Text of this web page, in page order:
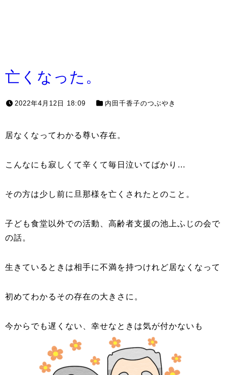
亡くなった。
2022年4月12日 18:09 内田千香子のつぶやき
居なくなってわかる尊い存在。
こんなにも寂しくて辛くて毎日泣いてばかり…
その方は少し前に旦那様を亡くされたとのこと。
子ども食堂以外での活動、高齢者支援の池上ふじの会で
の話。
生きているときは相手に不満を持つけれど居なくなって
初めてわかるその存在の大きさに。
今からでも遅くない、幸せなときは気が付かないも